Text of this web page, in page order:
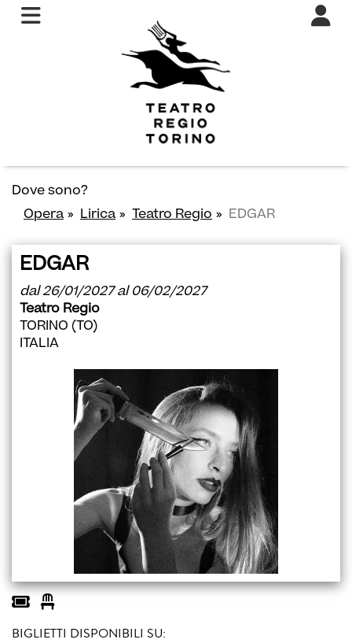
Dove sono?
Opera
Lirica Teatro Regio EDGAR
EDGAR
dal 26/01/2027 al 06/02/2027
Teatro Regio
TORINO (TO)
ITALIA
BIGLIETTI DISPONIBILI SU: